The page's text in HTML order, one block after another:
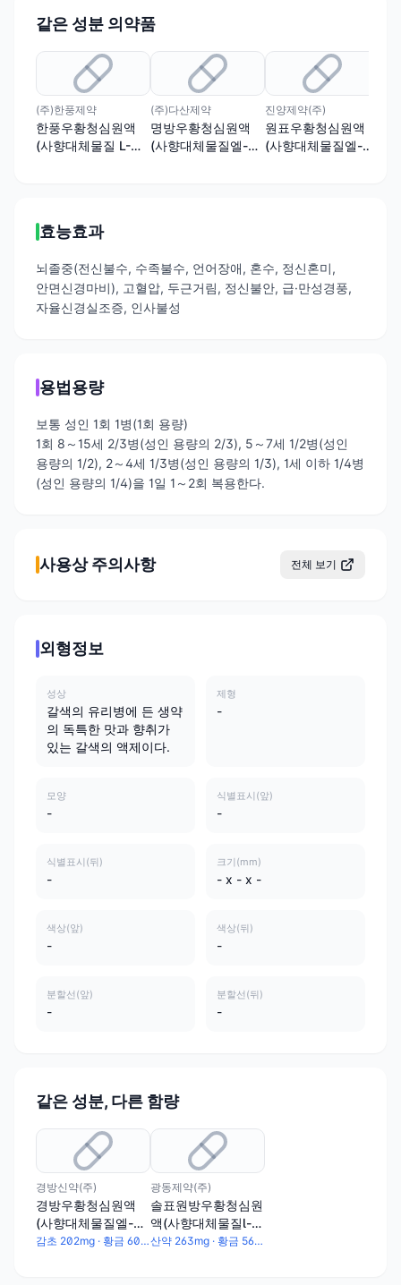
같은 성분 의약품
(주)한풍제약
한풍우황청심원액
(사향대체물질 L-무
(주)다산제약
명방우황청심원액
(사향대체물질엘-무
진양제약(주)
원표우황청심원액
(사향대체물질엘-무
효능효과
뇌졸중(전신불수, 수족불수, 언어장애, 혼수, 정신혼미,
안면신경마비), 고혈압, 두근거림, 정신불안, 급·만성경풍,
자율신경실조증, 인사불성
용법용량
보통 성인 1회 1병(1회 용량)
1회 8～15세 2/3병(성인 용량의 2/3), 5～7세 1/2병(성인
용량의 1/2), 2～4세 1/3병(성인 용량의 1/3), 1세 이하 1/4병
(성인 용량의 1/4)을 1일 1～2회 복용한다.
사용상 주의사항 전체 보기
외형정보
성상
갈색의 유리병에 든 생약
의 독특한 맛과 향취가
있는 갈색의 액제이다.
제형
-
모양
-
식별표시(앞)
-
식별표시(뒤)
-
크기(mm)
- x - x -
색상(앞)
-
색상(뒤)
-
분할선(앞)
-
분할선(뒤)
-
같은 성분, 다른 함량
경방신약(주)
경방우황청심원액
(사향대체물질엘-무
스콘함유)
감초 202mg · 황금 60mg · 당귀 60mg · 방풍 60mg · 백출 60mg · 시호 50mg · 복령 50mg · 길경 50mg · 행인 50mg · 천궁 50mg · 우황 14mg · 인삼 97mg · 영양각 35mg · 용뇌 41mg · l-무스콘 75μg · 백렴 30mg · 건강 30mg · 산약 282mg · 포황 100mg · 신곡 100mg · 대두황권 · 육계 70mg · 아교 70mg · 작약 60mg · 맥문동 60mg
광동제약(주)
솔표원방우황청심원
액(사향대체물질l-무
스콘함유)
산약 263mg · 황금 56mg · 당귀 56mg · 방풍 56mg · 백출 56mg · 시호 47mg · 길경 47mg · 행인 47mg · 복령 47mg · 천궁 47mg · 우황 45mg · 감초 188mg · 아교 66mg · 영양각 38mg · l-무스콘 570μg · 용뇌 38mg · 백렴 28mg · 건강 28mg · 인삼 94mg · 포황 94mg · 신곡 94mg · 대두황권 66mg · 육계 66mg · 작약 56mg · 맥문동 56mg